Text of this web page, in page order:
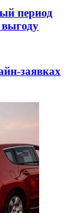
период
заявках